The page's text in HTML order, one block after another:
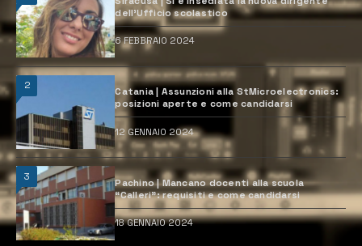
dell’Ufficio scolastico
6 FEBBRAIO 2024
2
Catania | Assunzioni alla StMicroelectronics:
posizioni aperte e come candidarsi
12 GENNAIO 2024
3
Pachino | Mancano docenti alla scuola
“Calleri”: requisiti e come candidarsi
18 GENNAIO 2024